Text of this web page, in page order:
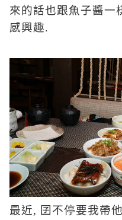
來的話也跟魚子醬一
感興趣.
最近, 囝不停要我帶